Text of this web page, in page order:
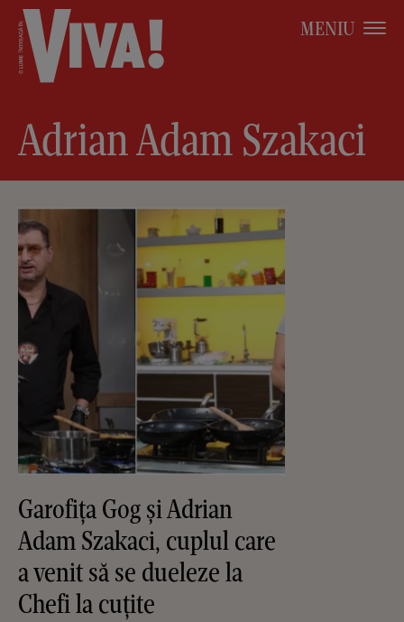
MENIU
Adrian Adam Szakaci
Garofița Gog și Adrian
Adam Szakaci, cuplul care
a venit să se dueleze la
Chefi la cuțite